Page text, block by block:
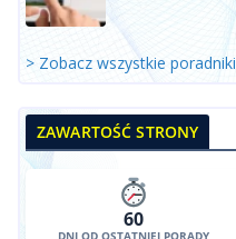
> Zobacz wszystkie poradniki
ZAWARTOŚĆ STRONY
60
DNI OD OSTATNIEJ PORADY